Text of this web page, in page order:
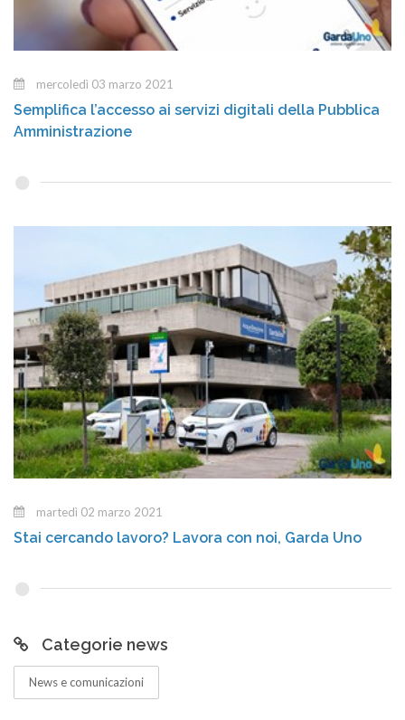
mercoledì 03 marzo 2021
Semplifica l’accesso ai servizi digitali della Pubblica
Amministrazione
martedì 02 marzo 2021
Stai cercando lavoro? Lavora con noi, Garda Uno
Categorie news
News e comunicazioni